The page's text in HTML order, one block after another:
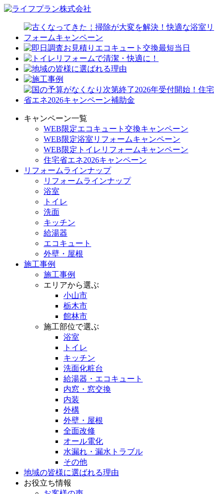
キャンペーン一覧
WEB限定エコキュート交換キャンペーン
WEB限定浴室リフォームキャンペーン
WEB限定トイレリフォームキャンペーン
住宅省エネ2026キャンペーン
リフォームラインナップ
リフォームラインナップ
浴室
トイレ
洗面
キッチン
給湯器
エコキュート
外壁・屋根
施工事例
施工事例
エリアから選ぶ
小山市
栃木市
館林市
施工部位で選ぶ
浴室
トイレ
キッチン
洗面化粧台
給湯器・エコキュート
内窓・窓交換
内装
外構
外壁・屋根
全面改修
オール電化
水漏れ・漏水トラブル
その他
地域の皆様に選ばれる理由
お役立ち情報